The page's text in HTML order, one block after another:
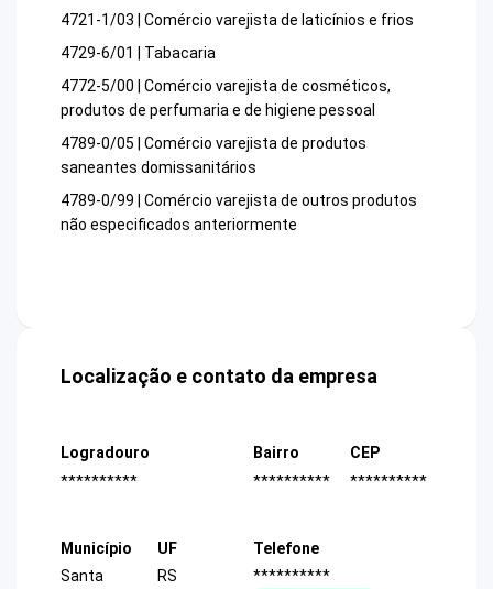
4721-1/03 | Comércio varejista de laticínios e frios
4729-6/01 | Tabacaria
4772-5/00 | Comércio varejista de cosméticos,
produtos de perfumaria e de higiene pessoal
4789-0/05 | Comércio varejista de produtos
saneantes domissanitários
4789-0/99 | Comércio varejista de outros produtos
não especificados anteriormente
Localização e contato da empresa
Logradouro
**********
Bairro
**********
CEP
**********
Município
Santa
UF
RS
Telefone
**********